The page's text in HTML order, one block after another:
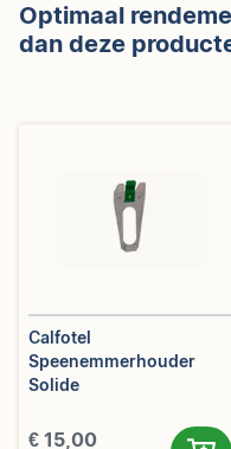
Optimaal
dan deze
Calfotel
Speenemmerhouder
Solide
€ 15,00